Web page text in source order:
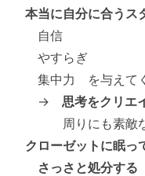
本当に自分に合うス
自信
やすらぎ
集中力 を与えて
→ 思考をクリエ
周りにも素敵な
クローゼットに眠っ
さっさと処分する